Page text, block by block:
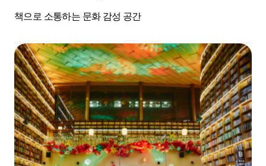
책으로 소통하는 문화 감성 공간